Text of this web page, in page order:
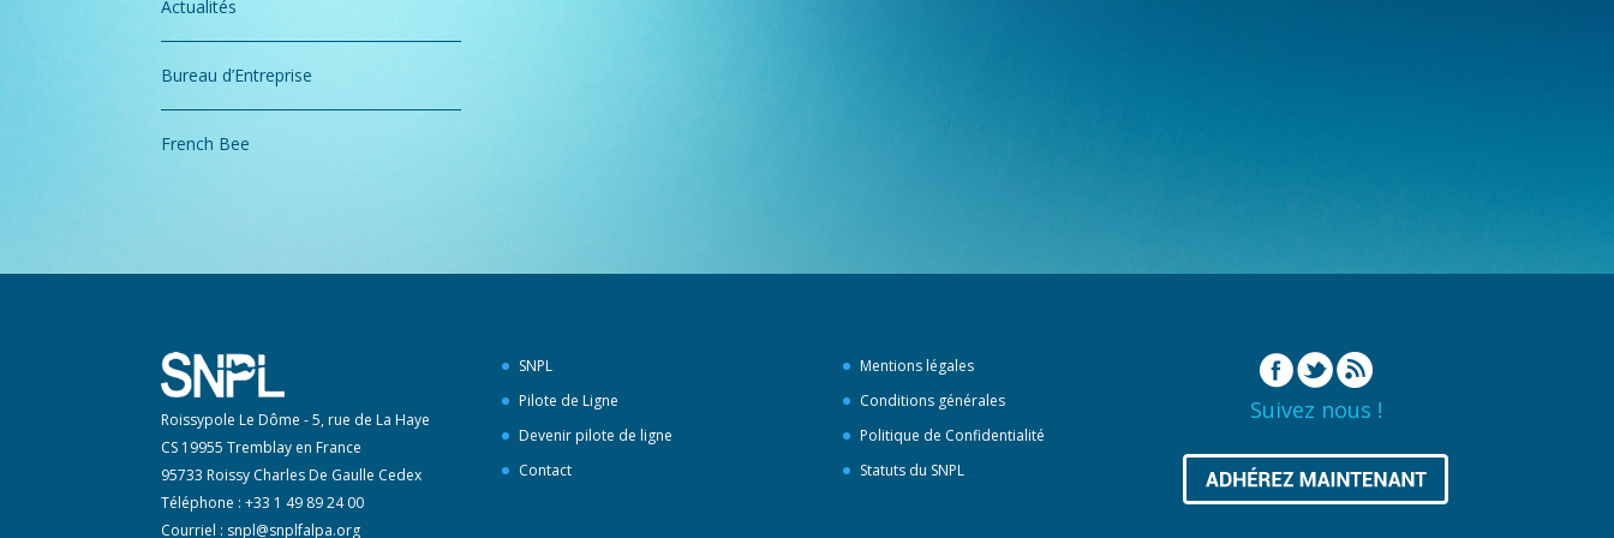
Actualités
Bureau d’Entreprise
French Bee
Roissypole Le Dôme - 5, rue de La Haye
CS 19955 Tremblay en France
95733 Roissy Charles De Gaulle Cedex
Téléphone : +33 1 49 89 24 00
Courriel : snpl@snplfalpa.org
SNPL
Pilote de Ligne
Devenir pilote de ligne
Contact
Mentions légales
Conditions générales
Politique de Confidentialité
Statuts du SNPL
Suivez nous !